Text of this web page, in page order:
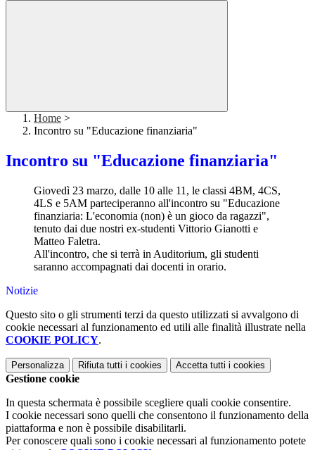
Home >
Incontro su "Educazione finanziaria"
Incontro su "Educazione finanziaria"
Giovedì 23 marzo, dalle 10 alle 11, le classi 4BM, 4CS,
4LS e 5AM parteciperanno all'incontro su "Educazione
finanziaria: L'economia (non) è un gioco da ragazzi",
tenuto dai due nostri ex-studenti Vittorio Gianotti e
Matteo Faletra.
All'incontro, che si terrà in Auditorium, gli studenti
saranno accompagnati dai docenti in orario.
Notizie
Questo sito o gli strumenti terzi da questo utilizzati si avvalgono di
cookie necessari al funzionamento ed utili alle finalità illustrate nella
COOKIE POLICY.
Personalizza Rifiuta tutti i cookies Accetta tutti i cookies
Gestione cookie
In questa schermata è possibile scegliere quali cookie consentire.
I cookie necessari sono quelli che consentono il funzionamento della
piattaforma e non è possibile disabilitarli.
Per conoscere quali sono i cookie necessari al funzionamento potete